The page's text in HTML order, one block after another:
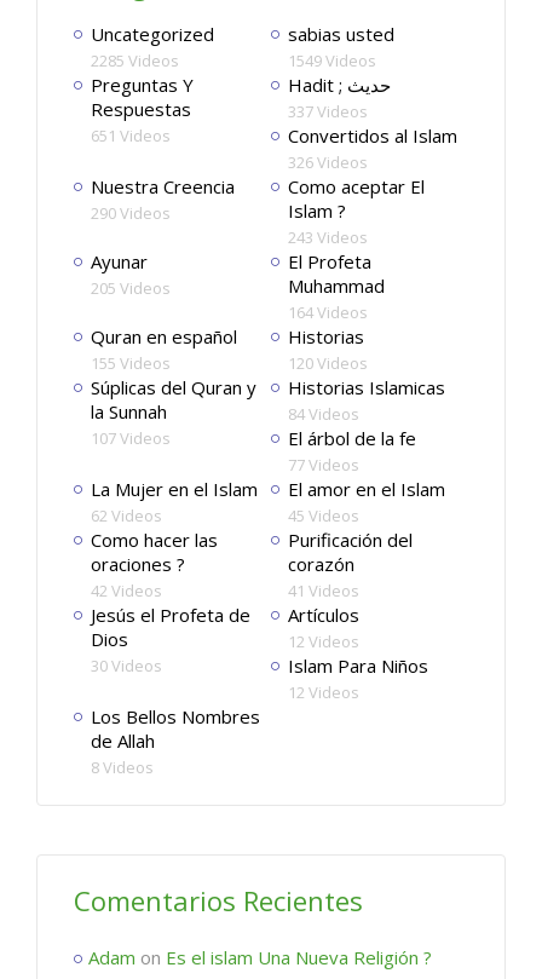
Uncategorized
2285 Videos
sabias usted
1549 Videos
Preguntas Y
Respuestas
651 Videos
Hadit ; حديث
337 Videos
Convertidos al Islam
326 Videos
Nuestra Creencia
290 Videos
Como aceptar El
Islam ?
243 Videos
Ayunar
205 Videos
El Profeta
Muhammad
164 Videos
Quran en español
155 Videos
Historias
120 Videos
Súplicas del Quran y
la Sunnah
107 Videos
Historias Islamicas
84 Videos
El árbol de la fe
77 Videos
La Mujer en el Islam
62 Videos
El amor en el Islam
45 Videos
Como hacer las
oraciones ?
42 Videos
Purificación del
corazón
41 Videos
Jesús el Profeta de
Dios
30 Videos
Artículos
12 Videos
Islam Para Niños
12 Videos
Los Bellos Nombres
de Allah
8 Videos
Comentarios Recientes
Adam on Es el islam Una Nueva Religión ?